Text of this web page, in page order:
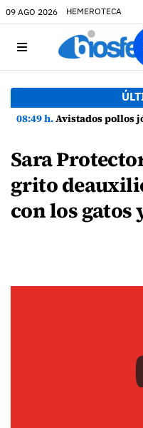
09 AGO 2026 HEMEROTECA
08:49 h.Avistados pollos jóvenes de corredor
Sara
grito
con los gatos